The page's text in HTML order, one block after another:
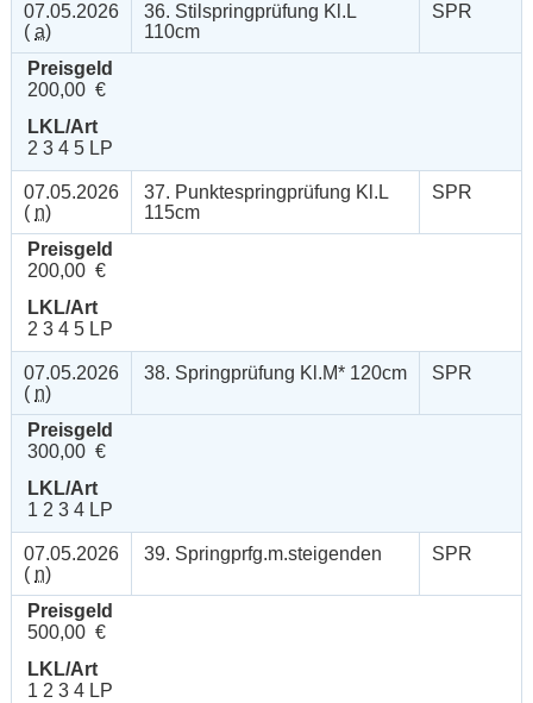
07.05.2026
( a)
36. Stilspringprüfung Kl.L
110cm
SPR
Preisgeld
200,00 €
LKL/Art
2 3 4 5 LP
07.05.2026
( n)
37. Punktespringprüfung Kl.L
115cm
SPR
Preisgeld
200,00 €
LKL/Art
2 3 4 5 LP
07.05.2026
( n)
38. Springprüfung Kl.M* 120cm SPR
Preisgeld
300,00 €
LKL/Art
1 2 3 4 LP
07.05.2026
( n)
39. Springprfg.m.steigenden SPR
Preisgeld
500,00 €
LKL/Art
1 2 3 4 LP